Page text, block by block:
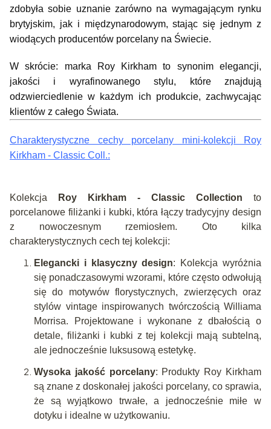
zdobyła sobie uznanie zarówno na wymagającym rynku
brytyjskim, jak i międzynarodowym, stając się jednym z
wiodących producentów porcelany na Świecie.
W skrócie: marka Roy Kirkham to synonim elegancji,
jakości i wyrafinowanego stylu, które znajdują
odzwierciedlenie w każdym ich produkcie, zachwycając
klientów z całego Świata.
Charakterystyczne cechy porcelany mini-kolekcji Roy
Kirkham - Classic Coll.:
Kolekcja Roy Kirkham - Classic Collection to
porcelanowe filiżanki i kubki, która łączy tradycyjny design
z nowoczesnym rzemiosłem. Oto kilka
charakterystycznych cech tej kolekcji:
Elegancki i klasyczny design: Kolekcja wyróżnia
się ponadczasowymi wzorami, które często odwołują
się do motywów florystycznych, zwierzęcych oraz
stylów vintage inspirowanych twórczością Williama
Morrisa. Projektowane i wykonane z dbałością o
detale, filiżanki i kubki z tej kolekcji mają subtelną,
ale jednocześnie luksusową estetykę.
Wysoka jakość porcelany: Produkty Roy Kirkham
są znane z doskonałej jakości porcelany, co sprawia,
że są wyjątkowo trwałe, a jednocześnie miłe w
dotyku i idealne w użytkowaniu.